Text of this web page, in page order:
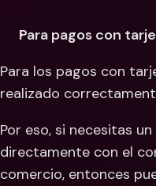
Para pagos con
Para los pagos con
realizado
Por eso, si necesitas
directamente con el
comercio, entonces